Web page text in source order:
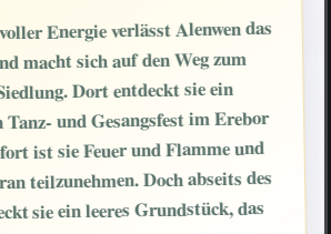
Energie verlässt Alenwen das
macht sich auf den Weg zum
Dort entdeckt sie ein
Tanz- und Gesangsfest im Erebor
ist sie Feuer und Flamme und
teilzunehmen. Doch abseits des
sie ein leeres Grundstück, das